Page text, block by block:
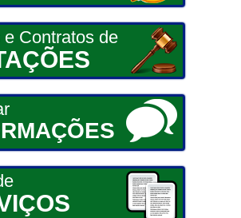
e Contratos de